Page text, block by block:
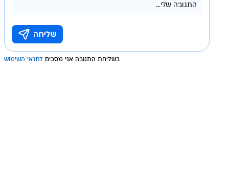
בשליחת התגובה אני מסכים לתנאי השימוש